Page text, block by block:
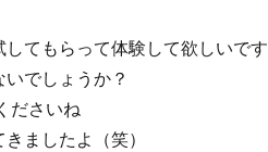
てもらって体験して欲しいです
でしょうか？
ださいね
ましたよ（笑）